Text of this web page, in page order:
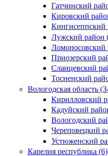
Гатчинский
Кировский
Кингисеппский
Лужский район
Ломоносовский
Приозерский
Сланцевский
Тосненский
Вологодская область
Кирилловский
Кадуйский
Вологодский
Череповецкий
Устюженский
Карелия республика (6)